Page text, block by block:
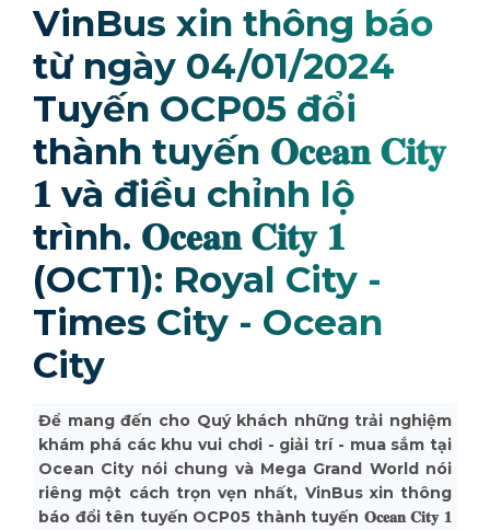
VinBus xin thông báo
từ ngày 04/01/2024
Tuyến OCP05 đổi
thành tuyến 𝐎𝐜𝐞𝐚𝐧 𝐂𝐢𝐭𝐲
𝟏 và điều chỉnh lộ
trình. 𝐎𝐜𝐞𝐚𝐧 𝐂𝐢𝐭𝐲 𝟏
(OCT1): Royal City -
Times City - Ocean
City
Để mang đến cho Quý khách những trải nghiệm
khám phá các khu vui chơi - giải trí - mua sắm tại
Ocean City nói chung và Mega Grand World nói
riêng một cách trọn vẹn nhất, VinBus xin thông
báo đổi tên tuyến OCP05 thành tuyến 𝐎𝐜𝐞𝐚𝐧 𝐂𝐢𝐭𝐲 𝟏